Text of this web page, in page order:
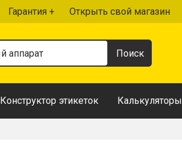
Гарантия + Открыть свой магазин
Конструктор этикеток Калькуляторы